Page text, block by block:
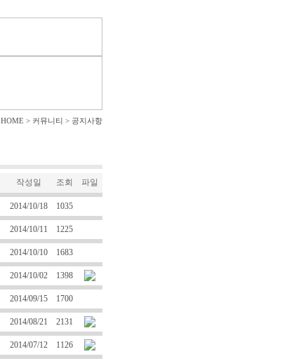
HOME > 커뮤니티 > 공지사항
작성일 조회 파일
2014/10/18 1035
2014/10/11 1225
2014/10/10 1683
2014/10/02 1398
2014/09/15 1700
2014/08/21 2131
2014/07/12 1126